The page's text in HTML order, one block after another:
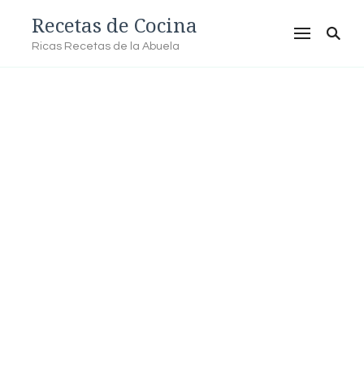
Recetas de Cocina
Ricas Recetas de la Abuela